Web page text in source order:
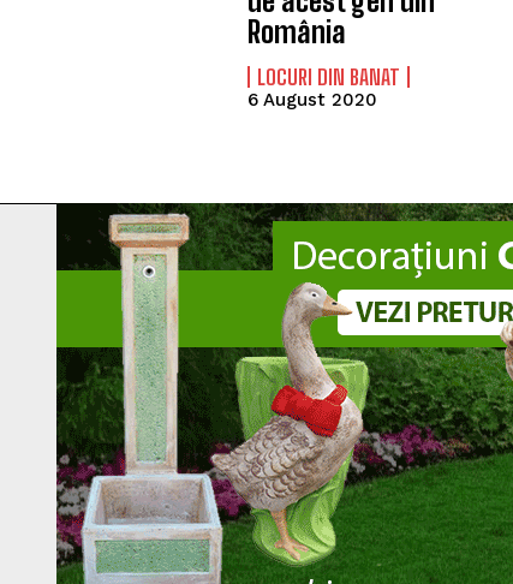
România
LOCURI DIN BANAT
6 August 2020